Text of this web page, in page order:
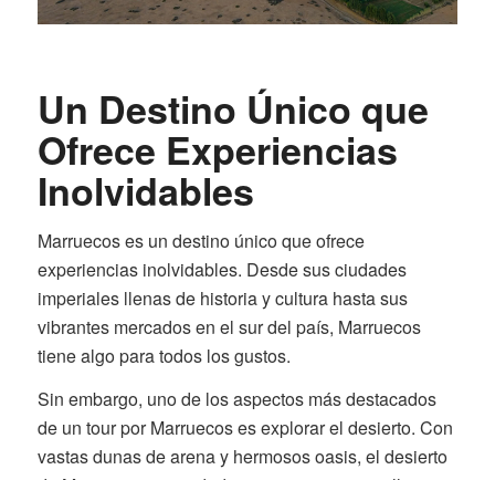
Un Destino Único que
Ofrece Experiencias
Inolvidables
Marruecos es un destino único que ofrece
experiencias inolvidables. Desde sus ciudades
imperiales llenas de historia y cultura hasta sus
vibrantes mercados en el sur del país, Marruecos
tiene algo para todos los gustos.
Sin embargo, uno de los aspectos más destacados
de un tour por Marruecos es explorar el desierto. Con
vastas dunas de arena y hermosos oasis, el desierto